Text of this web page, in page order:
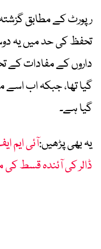
تحفظ کی حد میں یہ
داروں کے مفادات کے
گیا ہے۔
یہ بھی پڑھیں:
ڈالر کی آئندہ قسط کی